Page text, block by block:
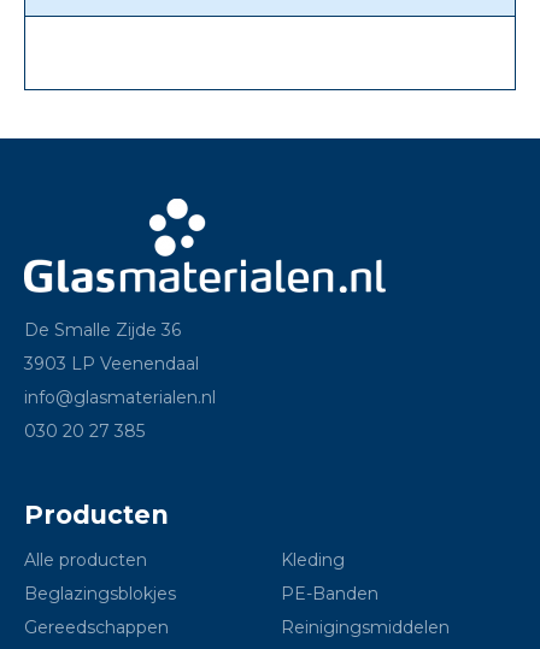
De Smalle Zijde 36
3903 LP Veenendaal
info@glasmaterialen.nl
030 20 27 385
Producten
Alle producten
Beglazingsblokjes
Gereedschappen
Kleding
PE-Banden
Reinigingsmiddelen